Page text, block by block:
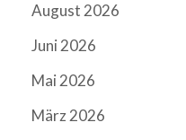
August 2026
Juni 2026
Mai 2026
März 2026